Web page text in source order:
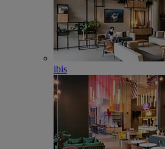
ibis